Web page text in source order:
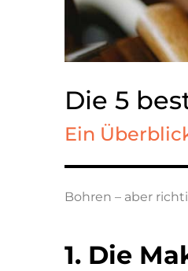
Die 5
Ein
Bohren – aber
1. Die